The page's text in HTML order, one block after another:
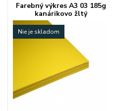
Farebný výkres A3 03 185g
kanárikovo žltý
Nie je skladom